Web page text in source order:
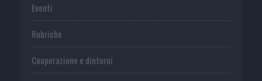
Eventi
Rubriche
Cooperazione e dintorni